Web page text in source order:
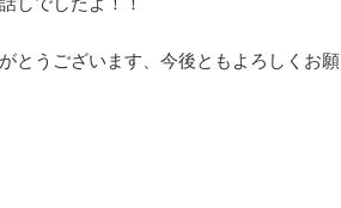
とうございます、今後ともよろしくお願